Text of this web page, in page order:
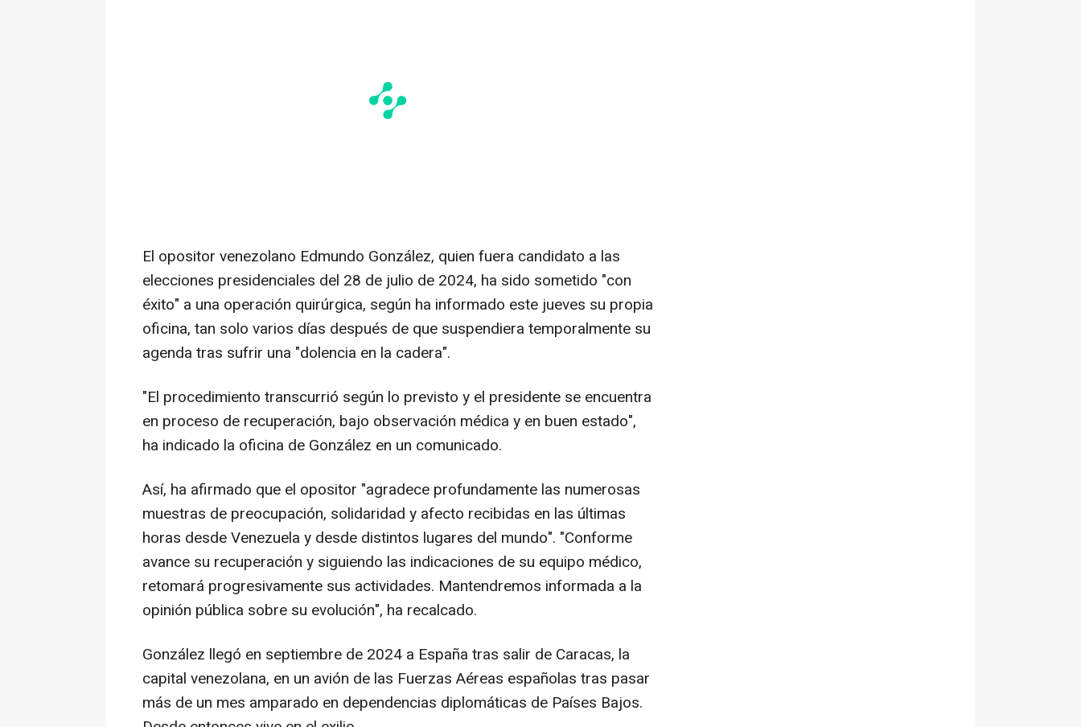
El opositor venezolano Edmundo González, quien fuera candidato a las
elecciones presidenciales del 28 de julio de 2024, ha sido sometido "con
éxito" a una operación quirúrgica, según ha informado este jueves su propia
oficina, tan solo varios días después de que suspendiera temporalmente su
agenda tras sufrir una "dolencia en la cadera".
"El procedimiento transcurrió según lo previsto y el presidente se encuentra
en proceso de recuperación, bajo observación médica y en buen estado",
ha indicado la oficina de González en un comunicado.
Así, ha afirmado que el opositor "agradece profundamente las numerosas
muestras de preocupación, solidaridad y afecto recibidas en las últimas
horas desde Venezuela y desde distintos lugares del mundo". "Conforme
avance su recuperación y siguiendo las indicaciones de su equipo médico,
retomará progresivamente sus actividades. Mantendremos informada a la
opinión pública sobre su evolución", ha recalcado.
González llegó en septiembre de 2024 a España tras salir de Caracas, la
capital venezolana, en un avión de las Fuerzas Aéreas españolas tras pasar
más de un mes amparado en dependencias diplomáticas de Países Bajos.